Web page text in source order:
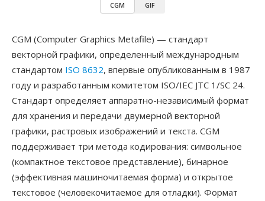
CGM GIF
CGM (Computer Graphics Metafile) — стандарт
векторной графики, определенный международным
стандартом ISO 8632, впервые опубликованным в 1987
году и разработанным комитетом ISO/IEC JTC 1/SC 24.
Стандарт определяет аппаратно-независимый формат
для хранения и передачи двумерной векторной
графики, растровых изображений и текста. CGM
поддерживает три метода кодирования: символьное
(компактное текстовое представление), бинарное
(эффективная машиночитаемая форма) и открытое
текстовое (человекочитаемое для отладки). Формат